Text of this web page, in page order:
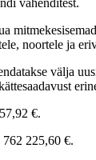
vahenditest.
noortele ja
välja
€.
225,60 €.